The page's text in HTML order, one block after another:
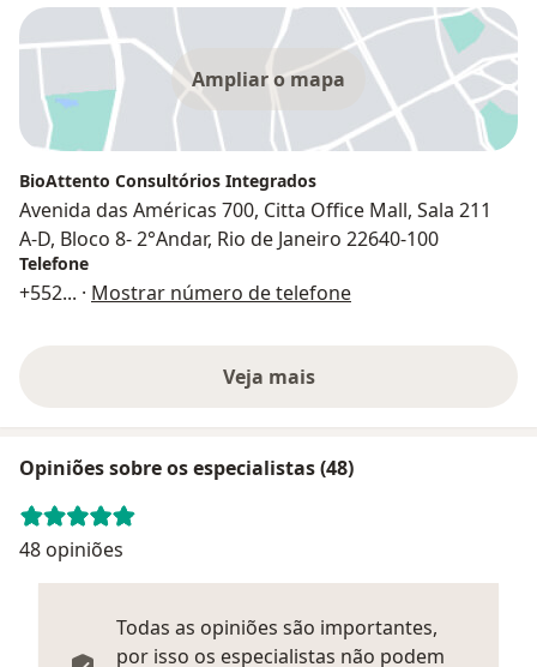
Ampliar o mapa
BioAttento Consultórios Integrados
Avenida das Américas 700, Citta Office Mall, Sala 211
A-D, Bloco 8- 2°Andar, Rio de Janeiro 22640-100
Telefone
+552... · Mostrar número de telefone
Veja mais
Opiniões sobre os especialistas (48)
48 opiniões
Todas as opiniões são importantes,
por isso os especialistas não podem